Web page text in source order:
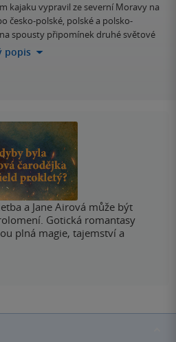
kajaku vypravil ze severní Moravy na
česko-polské, polské a polsko-
spousty připomínek druhé světové
popis
a Jane Airová může být
Gotická romantasy
plná magie, tajemství a